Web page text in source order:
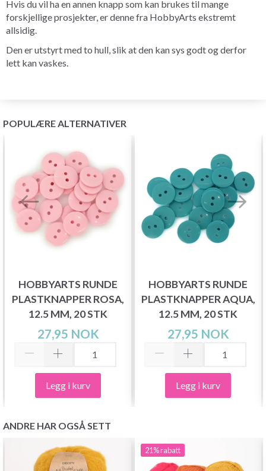
Hvis du vil ha en annen knapp som kan brukes til mange
forskjellige prosjekter, er denne fra HobbyArts ekstremt
allsidig.
Den er utstyrt med to hull, slik at den kan sys godt og derfor
lett kan vaskes.
POPULÆRE ALTERNATIVER
HOBBYARTS RUNDE
PLASTKNAPPER ROSA,
12.5 MM, 20 STK
27,95 NOK
Legg i kurv
HOBBYARTS RUNDE
PLASTKNAPPER AQUA,
12.5 MM, 20 STK
27,95 NOK
Legg i kurv
ANDRE HAR OGSÅ SETT
21%rabatt